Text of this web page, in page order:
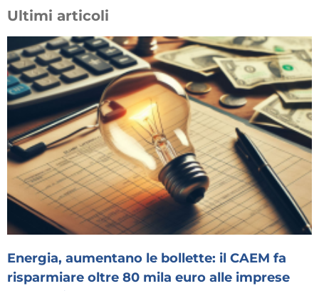
Ultimi articoli
Energia, aumentano le bollette: il CAEM fa
risparmiare oltre 80 mila euro alle imprese